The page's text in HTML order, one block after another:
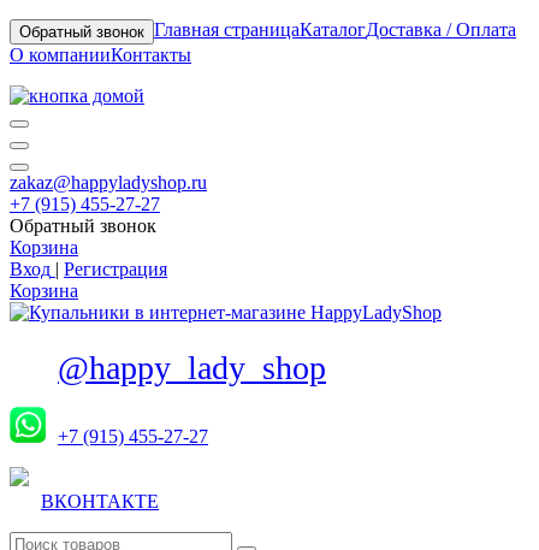
Обратный звонок Главная страницаКаталогДоставка / Оплата
О компанииКонтакты
zakaz@happyladyshop.ru
+7 (915) 455-27-27
Обратный звонок
Корзина
Вход | Регистрация
Корзина
@happy_lady_shop
+7 (915) 455-27-27
ВКОНТАКТЕ